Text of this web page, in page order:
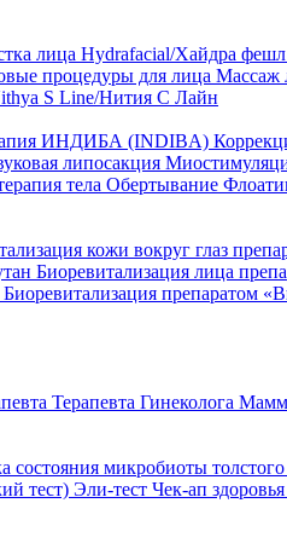
лица Hydrafacial/Хайдра фешл
процедуры для лица Массаж
S Line/Нития С Лайн
ИНДИБА (INDIBA)
липосакция
тела Обертывание
кожи вокруг глаз
Биоревитализация лица
Биоревитализация препаратом
Терапевта Гинеколога
состояния микробиоты
тест) Эли-тест Чек-ап здоровья